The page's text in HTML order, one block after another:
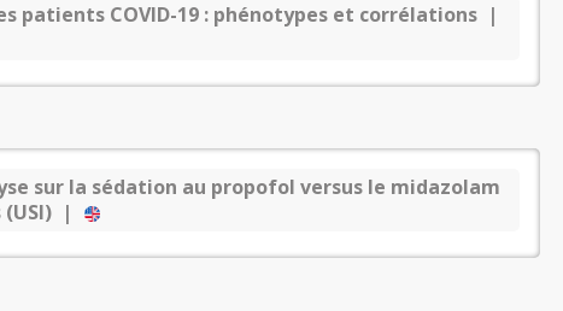
patients COVID-19 : phénotypes et corrélations |
sur la sédation au propofol versus le midazolam
|